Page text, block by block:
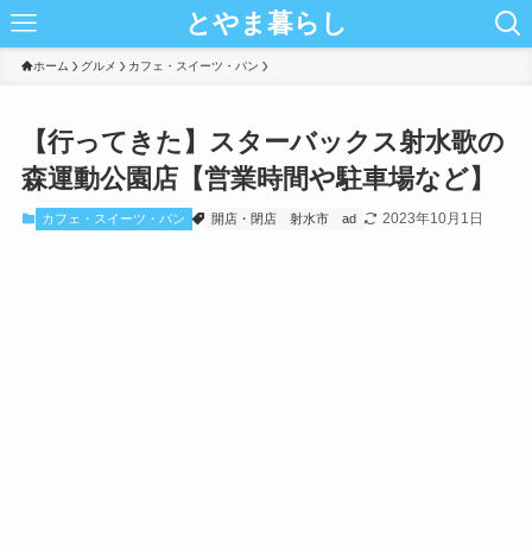
とやま暮らし
ホーム グルメ カフェ・スイーツ・パン
【行ってきた】スターバックス射水歌の
森運動公園店【営業時間や駐車場など】
カフェ・スイーツ・パン 開店・閉店 射水市 ad 2023年10月1日